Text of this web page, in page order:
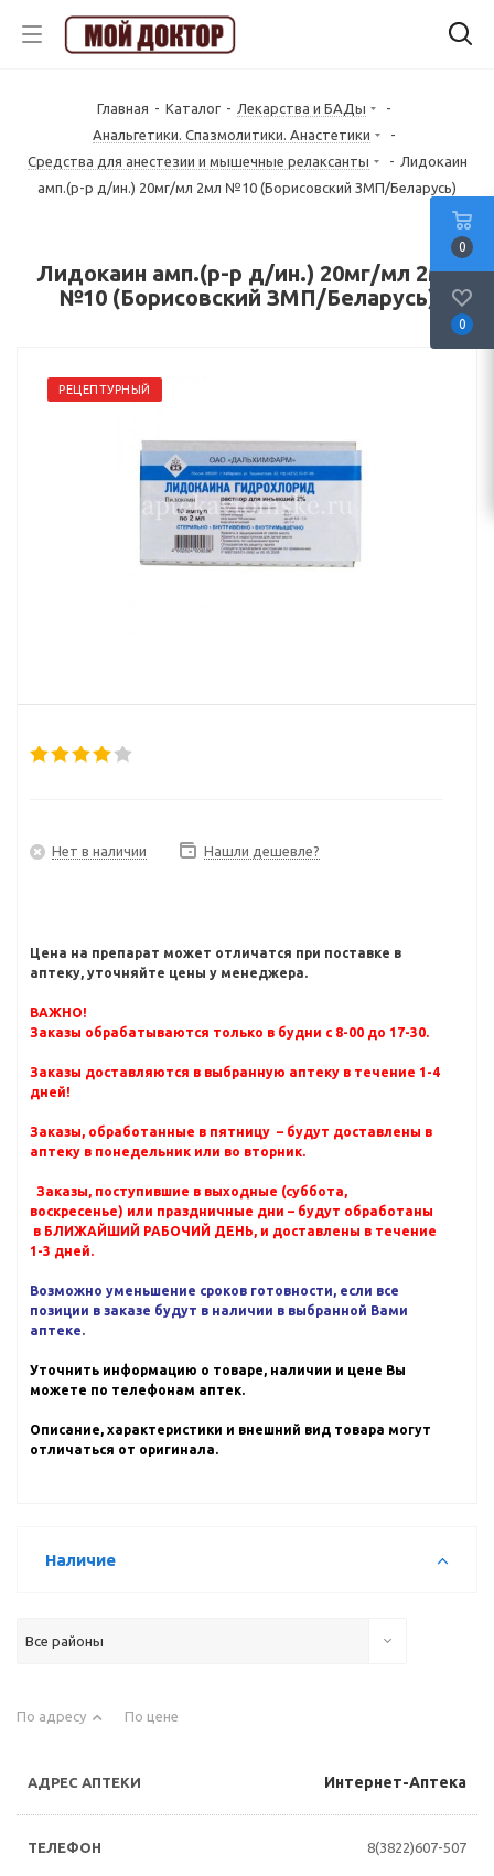
Главная - Каталог - Лекарства и БАДы
-
Анальгетики. Спазмолитики. Анастетики
-
Средства для анестезии и мышечные релаксанты
- Лидокаин
амп.(р-р д/ин.) 20мг/мл 2мл №10 (Борисовский ЗМП/Беларусь)
Лидокаин амп.(р-р д/ин.) 20мг/мл 2мл
№10 (Борисовский ЗМП/Беларусь)
РЕЦЕПТУРНЫЙ
Нет в наличии Нашли дешевле?
Цена на препарат может отличатся при поставке в
аптеку, уточняйте цены у менеджера.
ВАЖНО!
Заказы обрабатываются только в будни с 8-00 до 17-30.
Заказы доставляются в выбранную аптеку в течение 1-4
дней!
Заказы, обработанные в пятницу – будут доставлены в
аптеку в понедельник или во вторник.
Заказы, поступившие в выходные (суббота,
воскресенье) или праздничные дни – будут обработаны
в БЛИЖАЙШИЙ РАБОЧИЙ ДЕНЬ, и доставлены в течение
1-3 дней.
Возможно уменьшение сроков готовности, если все
позиции в заказе будут в наличии в выбранной Вами
аптеке.
Уточнить информацию о товаре, наличии и цене Вы
можете по телефонам аптек.
Описание, характеристики и внешний вид товара могут
отличаться от оригинала.
Наличие
Все районы
По адресу По цене
Интернет-Аптека
8(3822)607-507
0
0